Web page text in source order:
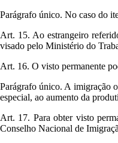
Parágrafo único. No caso do
Art. 15. Ao estrangeiro
visado pelo Ministério do
Art. 16. O visto permanente
Parágrafo único. A imigração
especial, ao aumento da
Art. 17. Para obter visto
Conselho Nacional de